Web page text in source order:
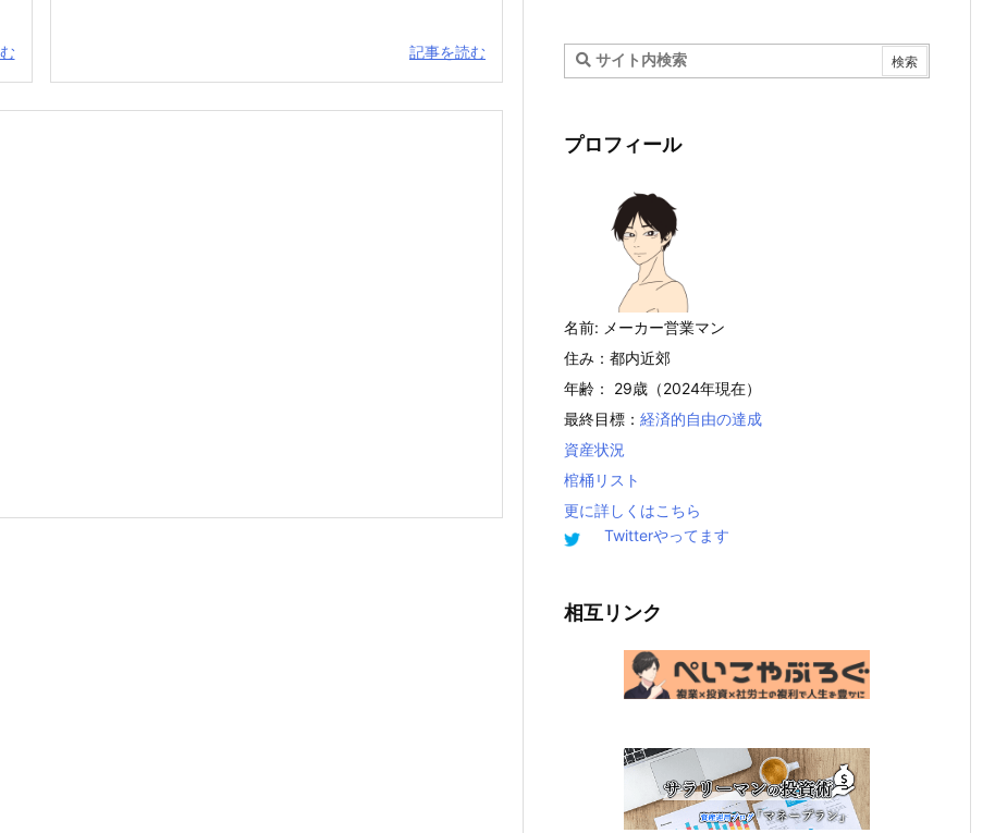
記事を読む
プロフィール
名前: メーカー営業マン
住み：都内近郊
年齢： 29歳（2024年現在）
最終目標： 経済的自由の達成
資産状況
棺桶リスト
更に詳しくはこちら
Twitterやってます
相互リンク